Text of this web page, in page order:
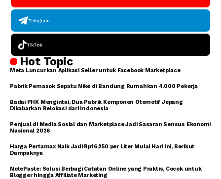
Telegram
TikTok
Hot Topic
Meta Luncurkan Aplikasi Seller untuk Facebook Marketplace
Pabrik Pemasok Sepatu Nike di Bandung Rumahkan 4.000 Pekerja
Badai PHK Mengintai, Dua Pabrik Komponen Otomotif Jepang
Dikabarkan Relokasi dari Indonesia
Penjual di Media Sosial dan Marketplace Jadi Sasaran Sensus Ekonomi
Nasional 2026
Harga Pertamax Naik Jadi Rp16.250 per Liter Mulai Hari Ini, Berikut
Dampaknya
NotePaste: Solusi Berbagi Catatan Online yang Praktis, Cocok untuk
Blogger hingga Affiliate Marketing